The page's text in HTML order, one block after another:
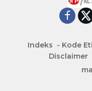
Indeks Kode
Disclaimer